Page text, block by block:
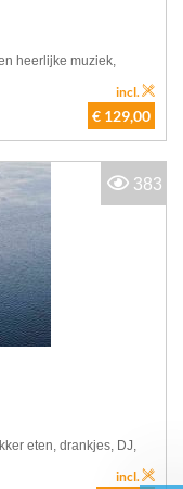
heerlijke muziek,
€ 129,00
incl.
eten, drankjes, DJ,
incl.
383